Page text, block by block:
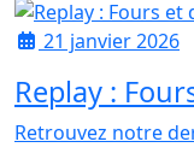
21 janvier 2026
Replay :
Retrouvez notre